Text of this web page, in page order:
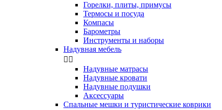
Горелки, плиты, примусы
Термосы и посуда
Компасы
Бapoмeтpы
Инструменты и наборы
Надувная мебель
 
Надувные матрасы
Надувные кровати
Надувные подушки
Аксессуары
Спальные мешки и туристические коврики